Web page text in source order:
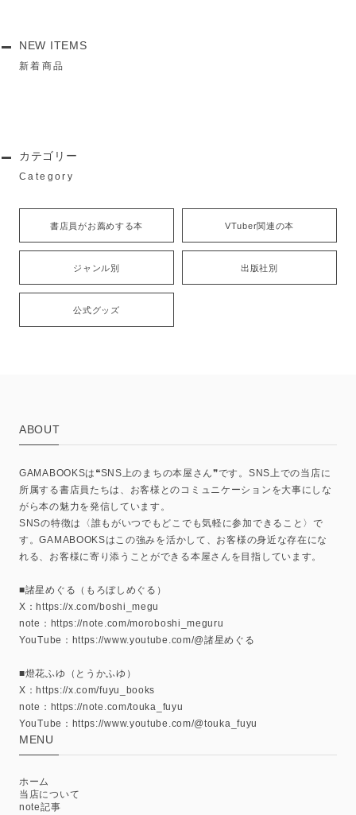
NEW ITEMS
新着商品
カテゴリー
Category
書店員がお薦めする本 VTuber関連の本
ジャンル別 出版社別
公式グッズ
ABOUT
GAMABOOKSは❝SNS上のまちの本屋さん❞です。SNS上での当店に
所属する書店員たちは、お客様とのコミュニケーションを大事にしな
がら本の魅力を発信しています。
SNSの特徴は〈誰もがいつでもどこでも気軽に参加できること〉で
す。GAMABOOKSはこの強みを活かして、お客様の身近な存在にな
れる、お客様に寄り添うことができる本屋さんを目指しています。
■諸星めぐる（もろぼしめぐる）
X：https://x.com/boshi_megu
note：https://note.com/moroboshi_meguru
YouTube：https://www.youtube.com/@諸星めぐる
■燈花ふゆ（とうかふゆ）
X：https://x.com/fuyu_books
note：https://note.com/touka_fuyu
YouTube：https://www.youtube.com/@touka_fuyu
MENU
ホーム
当店について
note記事